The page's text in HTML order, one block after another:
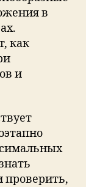
в
как
и
проверить,